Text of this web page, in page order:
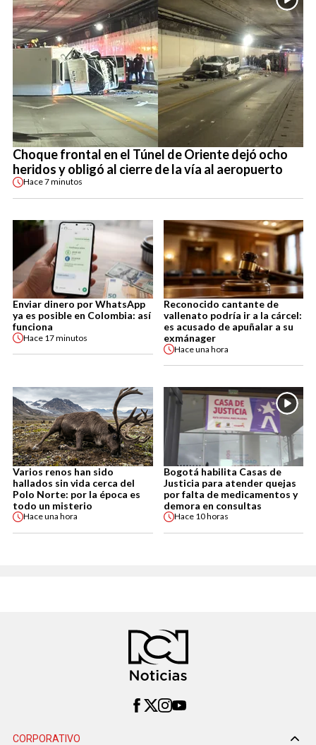
Choque frontal en el Túnel de Oriente dejó ocho
heridos y obligó al cierre de la vía al aeropuerto
Hace7 minutos
Enviar dinero por WhatsApp
ya es posible en Colombia: así
funciona
Hace 17 minutos
Reconocido cantante de
vallenato podría ir a la cárcel:
es acusado de apuñalar a su
exmánager
Haceuna hora
Varios renos han sido
hallados sin vida cerca del
Polo Norte: por la época es
todo un misterio
Haceuna hora
Bogotá habilita Casas de
Justicia para atender quejas
por falta de medicamentos y
demora en consultas
Hace 10 horas
CORPORATIVO